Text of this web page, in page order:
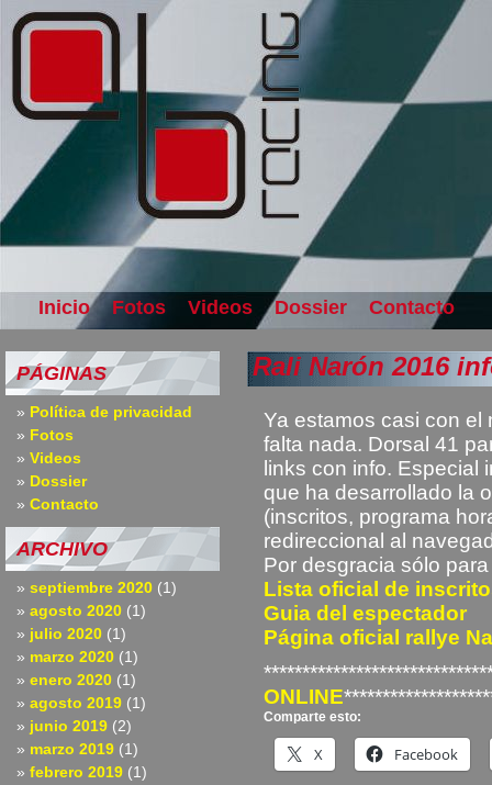
Inicio Fotos Videos Dossier Contacto
PÁGINAS
Política de privacidad
Fotos
Videos
Dossier
Contacto
ARCHIVO
septiembre 2020 (1)
agosto 2020 (1)
julio 2020 (1)
marzo 2020 (1)
enero 2020 (1)
agosto 2019 (1)
junio 2019 (2)
marzo 2019 (1)
febrero 2019 (1)
Rali Narón 2016
Ya estamos casi con el
falta nada. Dorsal 41
links con info. Especial
que ha desarrollado la
(inscritos, programa
redireccional al
Por desgracia sólo
Lista oficial de
Guia del espectador
Página oficial rallye
ONLINE
Comparte esto:
X Facebook